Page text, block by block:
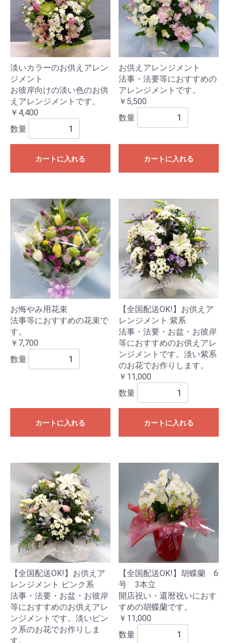
淡いカラーのお供えアレン
ジメント
お彼岸向けの淡い色のお供
えアレンジメントです。
￥4,400
数量
カートに入れる
お供えアレンジメント
法事・法要等におすすめの
アレンジメントです。
￥5,500
数量
カートに入れる
お悔やみ用花束
法事等におすすめの花束で
す。
￥7,700
数量
カートに入れる
【全国配送OK!】お供えア
レンジメント 紫系
法事・法要・お盆・お彼岸
等におすすめのお供えアレ
ンジメントです。淡い紫系
のお花でお作りします。
￥11,000
数量
カートに入れる
【全国配送OK!】お供えア
レンジメント ピンク系
法事・法要・お盆・お彼岸
等におすすめのお供えアレ
ンジメントです。淡いピン
ク系のお花でお作りしま
す。
【全国配送OK!】胡蝶蘭 6
号 3本立
開店祝い・還暦祝いにおす
すめの胡蝶蘭です。
￥11,000
数量